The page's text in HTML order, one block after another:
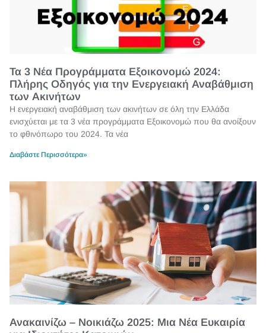
Τα 3 Νέα Προγράμματα Εξοικονομώ 2024:
Πλήρης Οδηγός για την Ενεργειακή Αναβάθμιση
των Ακινήτων
Η ενεργειακή αναβάθμιση των ακινήτων σε όλη την Ελλάδα
ενισχύεται με τα 3 νέα προγράμματα Εξοικονομώ που θα ανοίξουν
το φθινόπωρο του 2024. Τα νέα
Διαβάστε Περισσότερα»
Ανακαινίζω – Νοικιάζω 2025: Μια Νέα Ευκαιρία